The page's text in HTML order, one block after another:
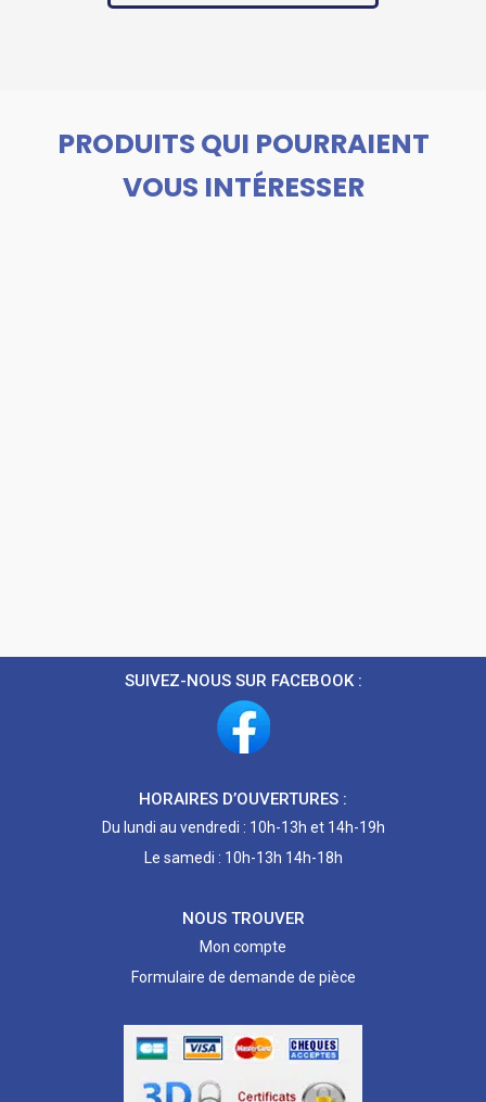
PRODUITS QUI POURRAIENT
VOUS INTÉRESSER
SUIVEZ-NOUS SUR FACEBOOK :
HORAIRES D’OUVERTURES :
Du lundi au vendredi : 10h-13h et 14h-19h
Le samedi : 10h-13h 14h-18h
NOUS TROUVER
Mon compte
Formulaire de demande de pièce